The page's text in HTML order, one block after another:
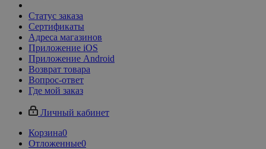
Статус заказа
Сертификаты
Адреса магазинов
Приложение iOS
Приложение Android
Возврат товара
Вопрос-ответ
Где мой заказ
Личный кабинет
Корзина0
Отложенные0